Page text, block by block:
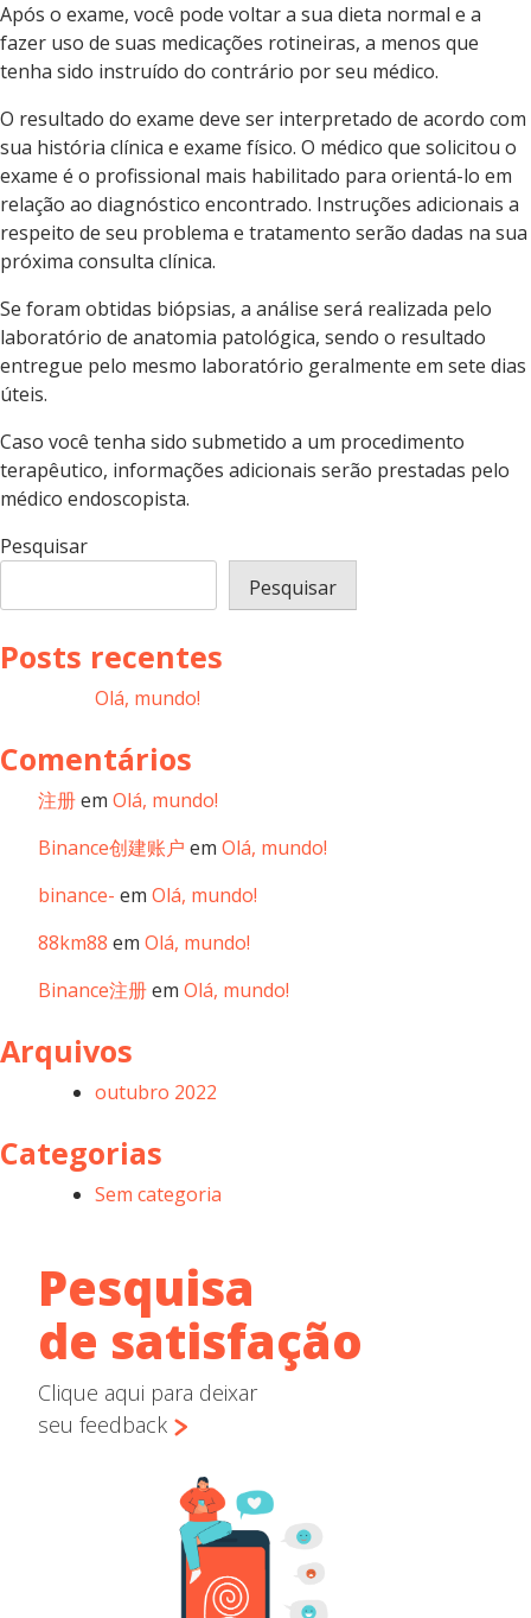
Após o exame, você pode voltar a sua dieta normal e a
fazer uso de suas medicações rotineiras, a menos que
tenha sido instruído do contrário por seu médico.
O resultado do exame deve ser interpretado de acordo com
sua história clínica e exame físico. O médico que solicitou o
exame é o profissional mais habilitado para orientá-lo em
relação ao diagnóstico encontrado. Instruções adicionais a
respeito de seu problema e tratamento serão dadas na sua
próxima consulta clínica.
Se foram obtidas biópsias, a análise será realizada pelo
laboratório de anatomia patológica, sendo o resultado
entregue pelo mesmo laboratório geralmente em sete dias
úteis.
Caso você tenha sido submetido a um procedimento
terapêutico, informações adicionais serão prestadas pelo
médico endoscopista.
Pesquisar
Pesquisar
Posts recentes
Olá, mundo!
Comentários
注册em Olá, mundo!
Binance创建账户 em Olá, mundo!
binance- em Olá, mundo!
88km88 em Olá, mundo!
Binance注册em Olá, mundo!
Arquivos
outubro 2022
Categorias
Sem categoria
Pesquisa
de satisfação
Clique aqui para deixar
seu feedback